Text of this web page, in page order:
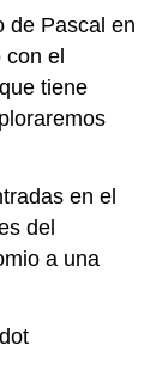
de Pascal en
con el
tiene
en el
del
a una